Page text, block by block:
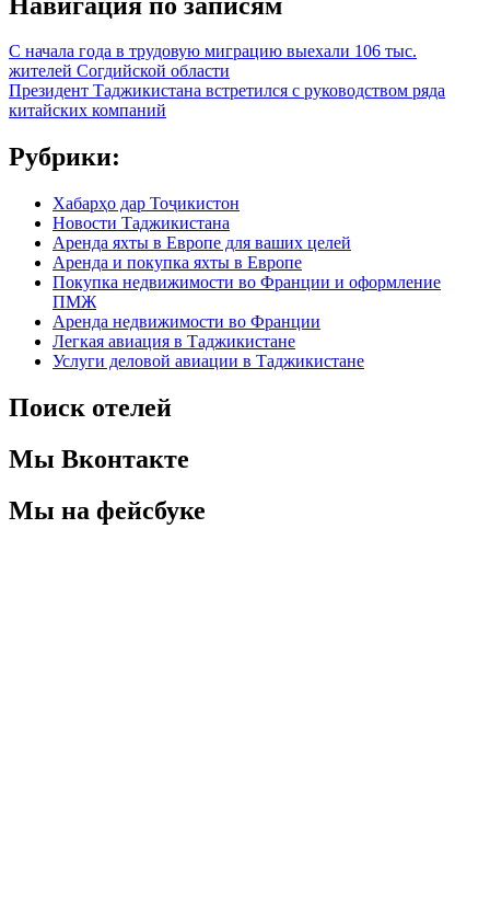
С начала года в трудовую миграцию выехали 106 тыс.
жителей Согдийской области
Президент Таджикистана встретился с руководством ряда
китайских компаний
Рубрики:
Хабарҳо дар Тоҷикистон
Новости Таджикистана
Аренда яхты в Европе для ваших целей
Аренда и покупка яхты в Европе
Покупка недвижимости во Франции и оформление
ПМЖ
Аренда недвижимости во Франции
Легкая авиация в Таджикистане
Услуги деловой авиации в Таджикистане
Поиск отелей
Мы Вконтакте
Мы на фейсбуке